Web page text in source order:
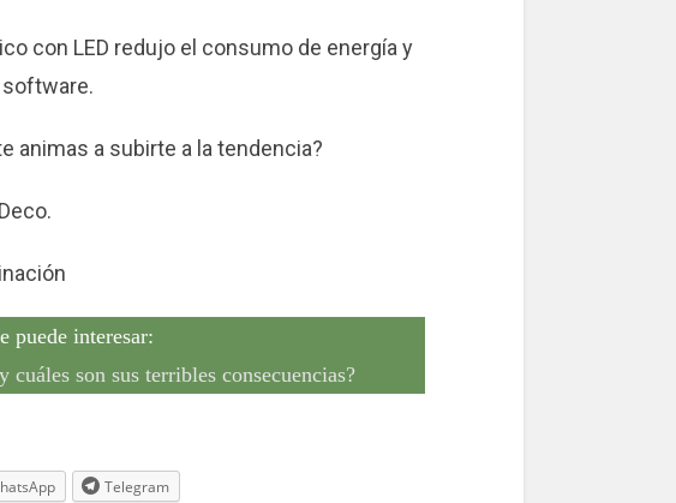
con LED redujo el consumo de energía y
software.
animas a subirte a la tendencia?
puede interesar:
son sus terribles consecuencias?
Telegram